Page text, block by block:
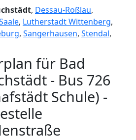
, Dessau-Roßlau,
, Lutherstadt Wittenberg,
, Sangerhausen, Stendal,
für Bad
- Bus 726
Schule) -